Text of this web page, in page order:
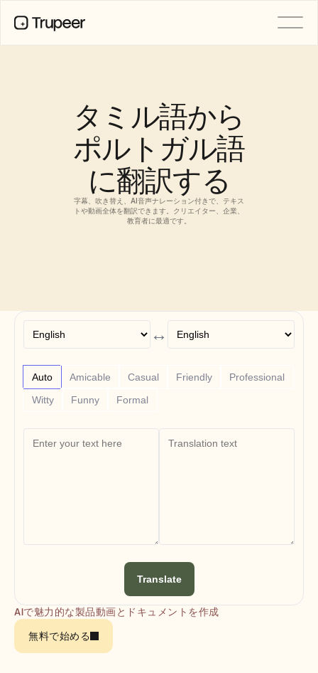
タミル語から
ポルトガル語
に翻訳する
字幕、吹き替え、AI音声ナレーション付きで、テキス
トや動画全体を翻訳できます。クリエイター、企業、
教育者に最適です。
AIで魅力的な製品動画とドキュメントを作成
無料で始める
↔
Auto Amicable Casual Friendly
Professional
Witty
Funny Formal
Translate
料金
採用情報
ナレッジベース
ブランドキット
Free Tools
よくある質問
Announcement
Partner Program
ユースケース
変更管理
セールスイネーブルメント
プロダクトマーケティング
カスタマーサクセス